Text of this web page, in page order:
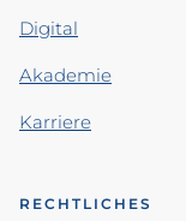
Digital
Akademie
Karriere
RECHTLICHES